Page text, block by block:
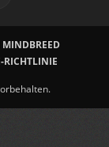
RICHTLINIE